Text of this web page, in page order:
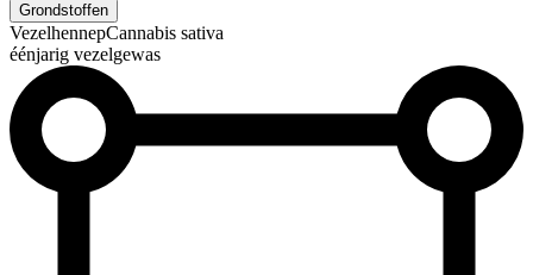
Grondstoffen
VezelhennepCannabis sativa
éénjarig vezelgewas